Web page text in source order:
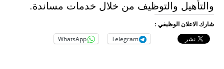
والتأهيل والتوظيف من خلال خدمات مساندة.
شارك الاعلان الوظيفي :
Telegram
WhatsApp